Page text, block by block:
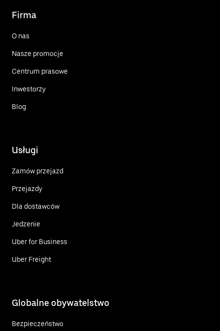
Firma
O nas
Nasze promocje
Centrum prasowe
Inwestorzy
Blog
Usługi
Zamów przejazd
Przejazdy
Dla dostawców
Jedzenie
Uber for Business
Uber Freight
Globalne obywatelstwo
Bezpieczeństwo